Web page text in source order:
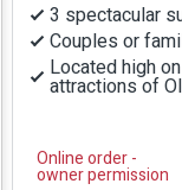
3 spectacular
Couples or
Located high
attractions of
Online order -
owner permission